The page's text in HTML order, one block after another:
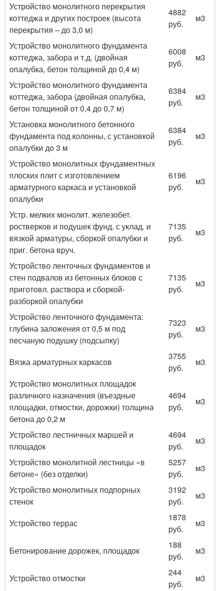
Устройство монолитного перекрытия
коттеджа и других построек (высота
перекрытия – до 3,0 м)
4882
руб.
м3
Устройство монолитного фундамента
коттеджа, забора и т.д. (двойная
опалубка, бетон толщиной до 0,4 м)
6008
руб.
м3
Устройство монолитного фундамента
коттеджа, забора (двойная опалубка,
бетон толщиной от 0,4 до 0,7 м)
6384
руб.
м3
Установка монолитного бетонного
фундамента под колонны, с установкой
опалубки до 3 м
6384
руб.
м3
Устройство монолитных фундаментных
плоских плит с изготовлением
арматурного каркаса и установкой
опалубки
6196
руб.
м3
Устр. мелких монолит. железобет.
ростверков и подушек фунд. с уклад. и
вязкой арматуры, сборкой опалубки и
приг. бетона вруч.
7135
руб.
м3
Устройство ленточных фундаментов и
стен подвалов из бетонных блоков с
приготовл. раствора и сборкой-
разборкой опалубки
7135
руб.
м3
Устройство ленточного фундамента:
глубина заложения от 0,5 м под
песчаную подушку (подсыпку)
7323
руб.
м3
Вязка арматурных каркасов
3755
руб.
м3
Устройство монолитных площадок
различного назначения (въездные
площадки, отмостки, дорожки) толщина
бетона до 0,2 м
4694
руб.
м3
Устройство лестничных маршей и
площадок
4694
руб.
м3
Устройство монолитной лестницы «в
бетоне» (без отделки)
5257
руб.
м3
Устройство монолитных подпорных
стенок
3192
руб.
м3
Устройство террас
1878
руб.
м3
Бетонирование дорожек, площадок
188
руб.
м3
Устройство отмостки
244
руб.
м3